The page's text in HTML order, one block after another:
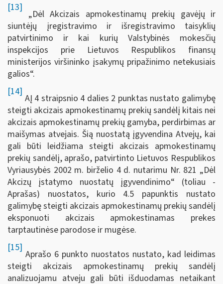
[13]
„Dėl Akcizais apmokestinamų prekių gavėjų ir
siuntėjų įregistravimo ir išregistravimo taisyklių
patvirtinimo ir kai kurių Valstybinės mokesčių
inspekcijos prie Lietuvos Respublikos finansų
ministerijos viršininko įsakymų pripažinimo netekusiais
galios“.
[14]
AĮ 4 straipsnio 4 dalies 2 punktas nustato galimybę
steigti akcizais apmokestinamų prekių sandėlį kitais nei
akcizais apmokestinamų prekių gamyba, perdirbimas ar
maišymas atvejais. Šią nuostatą įgyvendina Atvejų, kai
gali būti leidžiama steigti akcizais apmokestinamų
prekių sandėlį, aprašo, patvirtinto Lietuvos Respublikos
Vyriausybės 2002 m. birželio 4 d. nutarimu Nr. 821 „Dėl
Akcizų įstatymo nuostatų įgyvendinimo“ (toliau -
Aprašas) nuostatos, kurio 4.5 papunktis nustato
galimybę steigti akcizais apmokestinamų prekių sandėlį
eksponuoti akcizais apmokestinamas prekes
tarptautinėse parodose ir mugėse.
[15]
Aprašo 6 punkto nuostatos nustato, kad leidimas
steigti akcizais apmokestinamų prekių sandėlį
analizuojamu atveju gali būti išduodamas netaikant